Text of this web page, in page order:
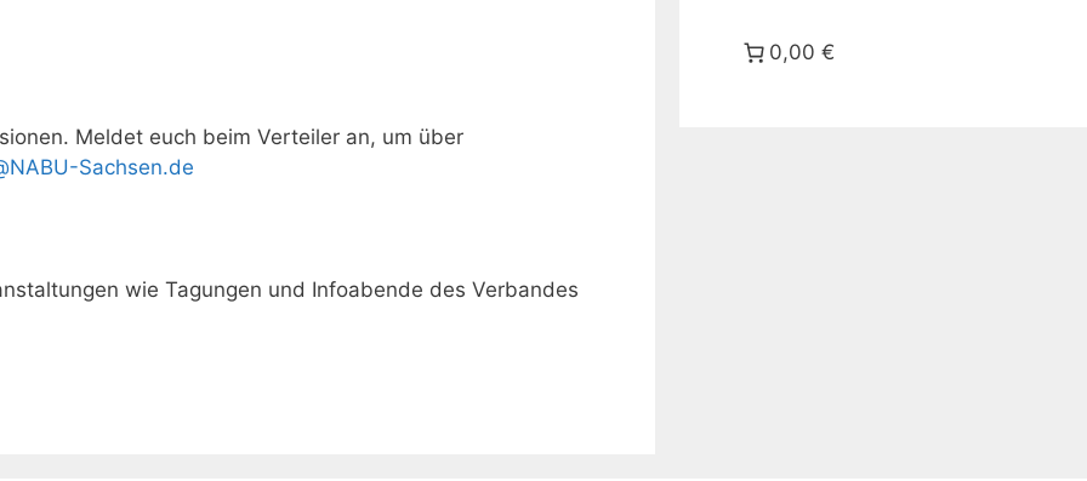
Meldet euch beim Verteiler an, um über
Sachsen.de
wie Tagungen und Infoabende des Verbandes
0,00 €